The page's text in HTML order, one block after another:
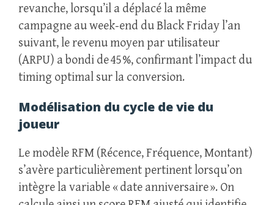
revanche, lorsqu’il a déplacé la même
campagne au week‑end du Black Friday l’an
suivant, le revenu moyen par utilisateur
(ARPU) a bondi de 45 %, confirmant l’impact du
timing optimal sur la conversion.
Modélisation du cycle de vie du
joueur
Le modèle RFM (Récence, Fréquence, Montant)
s’avère particulièrement pertinent lorsqu’on
intègre la variable « date anniversaire ». On